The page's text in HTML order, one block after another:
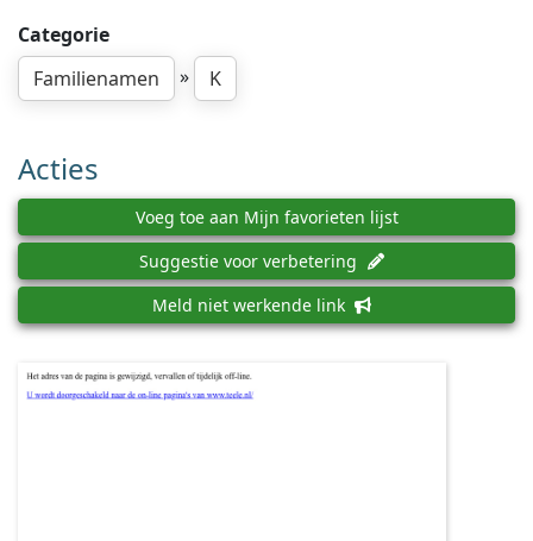
Categorie
Familienamen
» K
Acties
Voeg toe aan Mijn favorieten lijst
Suggestie voor verbetering
Meld niet werkende link